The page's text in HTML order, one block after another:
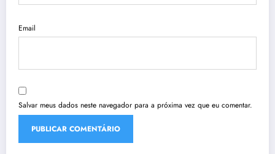
Email
Salvar meus dados neste navegador para a próxima vez que eu comentar.